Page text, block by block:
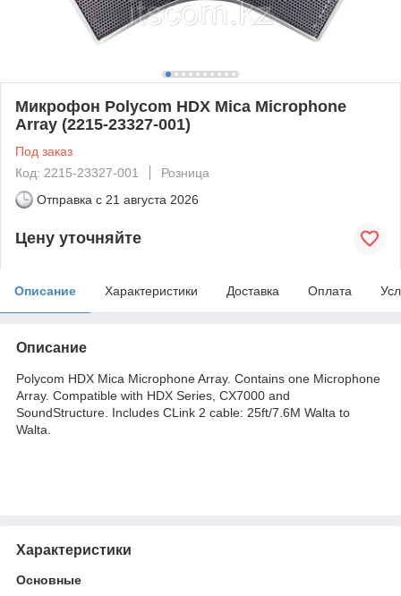
Микрофон Polycom HDX Mica Microphone
Array (2215-23327-001)
Под заказ
Код: 2215-23327-001
Розница
Отправка с 21 августа 2026
Цену уточняйте
Описание Характеристики Доставка Оплата
Описание
Polycom HDX Mica Microphone Array. Contains one Microphone
Array. Compatible with HDX Series, CX7000 and
SoundStructure. Includes CLink 2 cable: 25ft/7.6M Walta to
Walta.
Характеристики
Основные